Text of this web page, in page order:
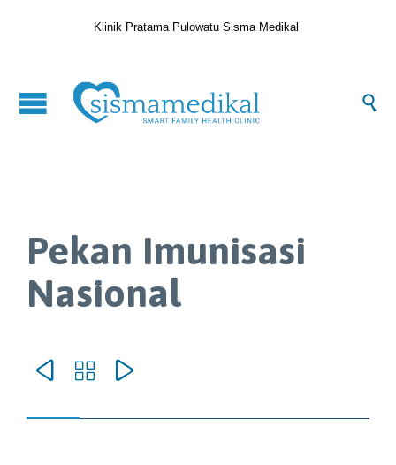
Klinik Pratama Pulowatu Sisma Medikal

Pekan Imunisasi
Nasional
  